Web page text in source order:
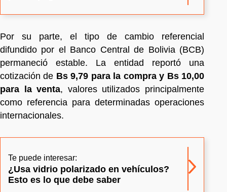
Por su parte, el tipo de cambio referencial
difundido por el Banco Central de Bolivia (BCB)
permaneció estable. La entidad reportó una
cotización de Bs 9,79 para la compra y Bs 10,00
para la venta, valores utilizados principalmente
como referencia para determinadas operaciones
internacionales.
Te puede interesar:
¿Usa vidrio polarizado en vehículos?
Esto es lo que debe saber